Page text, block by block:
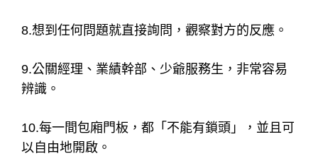
8.想到任何問題就直接詢問，觀察對方的反應。
9.公關經理、業績幹部、少爺服務生，非常容易
辨識。
10.每一間包廂門板，都「不能有鎖頭」，並且可
以自由地開啟。